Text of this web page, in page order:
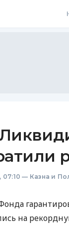
07:10 — Казна и
на